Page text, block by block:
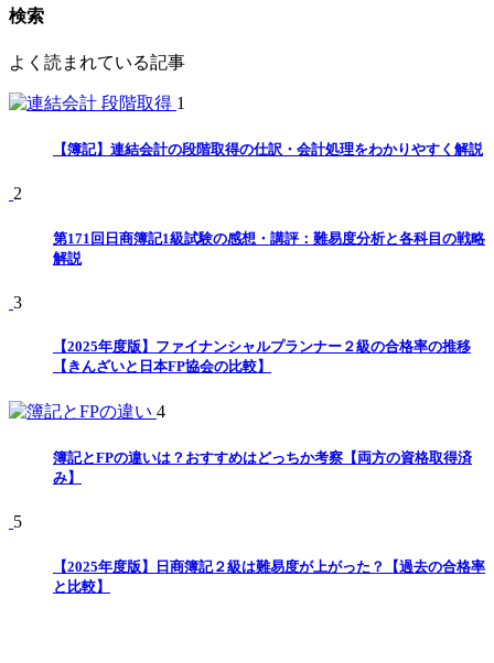
検索
よく読まれている記事
1
【簿記】連結会計の段階取得の仕訳・会計処理をわかりやすく解説
2
第171回日商簿記1級試験の感想・講評：難易度分析と各科目の戦略
解説
3
【2025年度版】ファイナンシャルプランナー２級の合格率の推移
【きんざいと日本FP協会の比較】
4
簿記とFPの違いは？おすすめはどっちか考察【両方の資格取得済
み】
5
【2025年度版】日商簿記２級は難易度が上がった？【過去の合格率
と比較】